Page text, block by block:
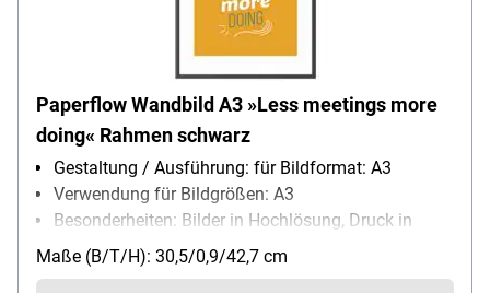
Paperflow Wandbild A3 »Less meetings more
doing« Rahmen schwarz
Gestaltung / Ausführung: für Bildformat: A3
Verwendung für Bildgrößen: A3
Besonderheiten: Bilder in Hochlösung, Druck in
Hochlösung
Maße (B/T/H): 30,5/0,9/42,7 cm